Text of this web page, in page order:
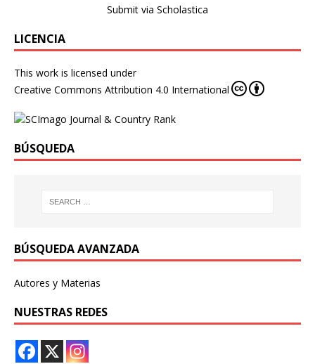
Submit via Scholastica
LICENCIA
This work is licensed under
Creative Commons Attribution 4.0 International
BÚSQUEDA
BÚSQUEDA AVANZADA
Autores y Materias
NUESTRAS REDES